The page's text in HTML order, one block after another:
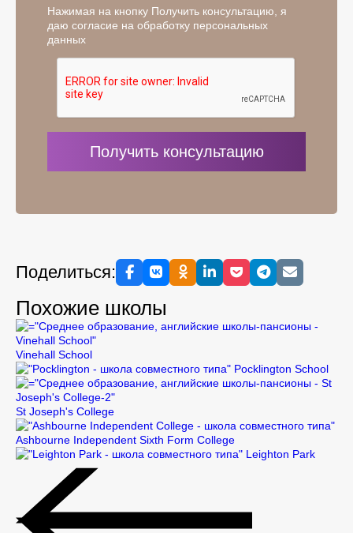
Нажимая на кнопку Получить консультацию, я
даю согласие на обработку персональных
данных
Поделиться:
Похожие школы
Vinehall School
Pocklington School
St Joseph's College
Ashbourne Independent Sixth Form College
Leighton Park